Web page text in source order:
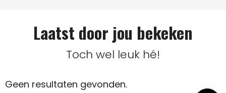
Laatst door jou bekeken
Toch wel leuk hé!
Geen resultaten gevonden.